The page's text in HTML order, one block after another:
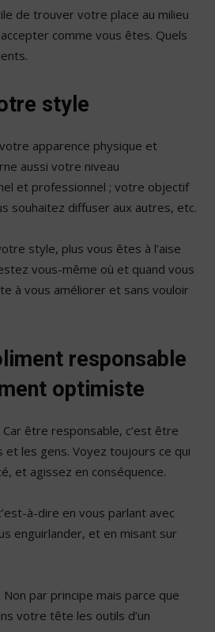
de trouver votre place au milieu
comme vous êtes. Quels
style
apparence physique et
aussi votre niveau
et professionnel ; votre objectif
souhaitez diffuser aux autres, etc.
style, plus vous êtes à l’aise
vous-même où et quand vous
à vous améliorer et sans vouloir
responsable
optimiste
être responsable, c’est être
et les gens. Voyez toujours ce qui
et agissez en conséquence.
à-dire en vous parlant avec
enguirlander, et en misant sur
par principe mais parce que
votre tête les outils d’un